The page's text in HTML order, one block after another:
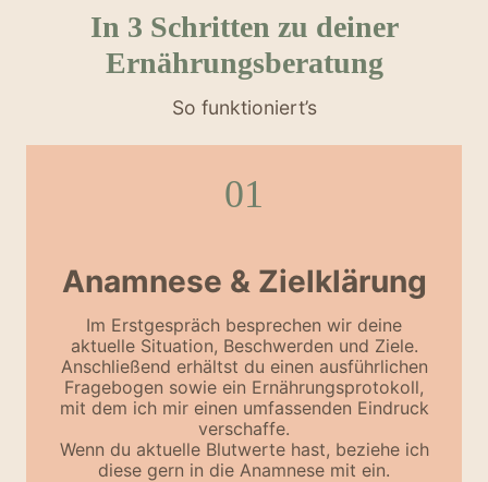
In 3 Schritten zu deiner
Ernährungsberatung
So funktioniert’s
01
Anamnese & Zielklärung
Im Erstgespräch besprechen wir deine
aktuelle Situation, Beschwerden und Ziele.
Anschließend erhältst du einen ausführlichen
Fragebogen sowie ein Ernährungsprotokoll,
mit dem ich mir einen umfassenden Eindruck
verschaffe.
Wenn du aktuelle Blutwerte hast, beziehe ich
diese gern in die Anamnese mit ein.